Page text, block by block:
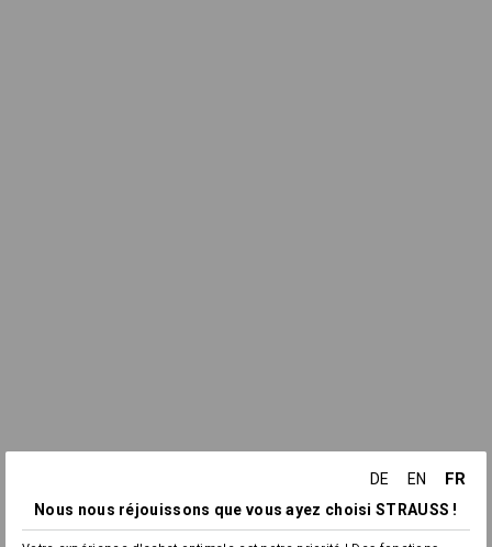
DE EN FR
Nous nous réjouissons que vous ayez choisi STRAUSS !